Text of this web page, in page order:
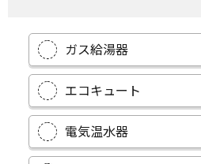
ガス給湯器
エコキュート
電気温水器